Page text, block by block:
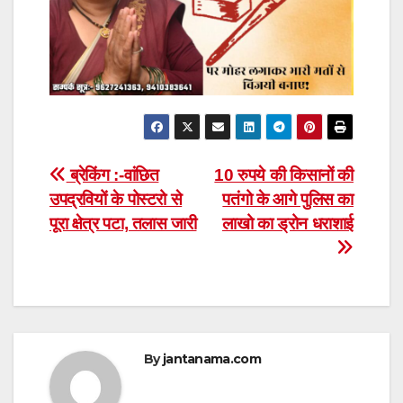
Post
navigation
10 रुपये की किसानों की
पतंगो के आगे पुलिस का
लाखो का ड्रोन धराशाई
ब्रेकिंग :-वांछित
उपद्रवियों के पोस्टरो से
पूरा क्षेत्र पटा, तलास जारी
Byjantanama.com